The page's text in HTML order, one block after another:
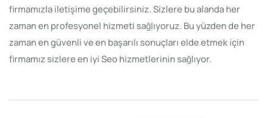
firmamızla iletişime geçebilirsiniz. Sizlere bu alanda her
zaman en profesyonel hizmeti sağlıyoruz. Bu yüzden de her
zaman en güvenli ve en başarılı sonuçları elde etmek için
firmamız sizlere en iyi Seo hizmetlerinin sağlıyor.